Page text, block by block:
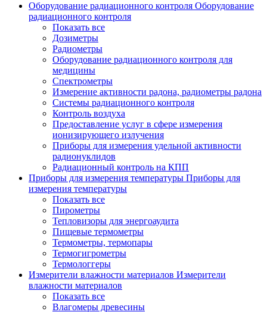
Оборудование радиационного контроля Оборудование
радиационного контроля
Показать все
Дозиметры
Радиометры
Оборудование радиационного контроля для
медицины
Спектрометры
Измерение активности радона, радиометры радона
Системы радиационного контроля
Контроль воздуха
Предоставление услуг в сфере измерения
ионизирующего излучения
Приборы для измерения удельной активности
радионуклидов
Радиационный контроль на КПП
Приборы для измерения температуры Приборы для
измерения температуры
Показать все
Пирометры
Тепловизоры для энергоаудита
Пищевые термометры
Термометры, термопары
Термогигрометры
Термологгеры
Измерители влажности материалов Измерители
влажности материалов
Показать все
Влагомеры древесины